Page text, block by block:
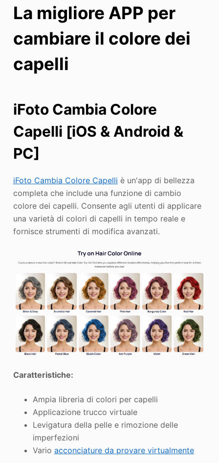
La migliore APP per
cambiare il colore dei
capelli
iFoto Cambia Colore
Capelli [iOS & Android &
PC]
iFoto Cambia Colore Capelli è un'app di bellezza
completa che include una funzione di cambio
colore dei capelli. Consente agli utenti di applicare
una varietà di colori di capelli in tempo reale e
fornisce strumenti di modifica avanzati.
Caratteristiche:
Ampia libreria di colori per capelli
Applicazione trucco virtuale
Levigatura della pelle e rimozione delle
imperfezioni
Vario acconciature da provare virtualmente